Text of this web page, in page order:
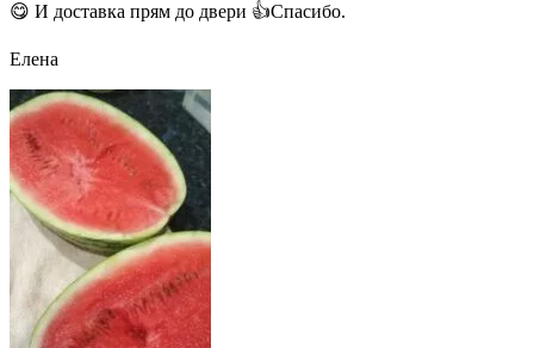
😋 И доставка прям до двери 👍Спасибо.
Елена